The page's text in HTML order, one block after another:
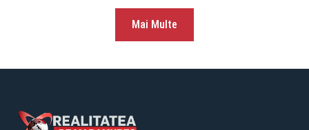
Mai Multe